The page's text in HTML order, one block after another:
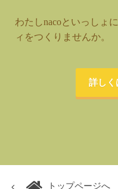
わたしnacoといっしょ
ィをつくりませんか。
詳しく
トップページへ